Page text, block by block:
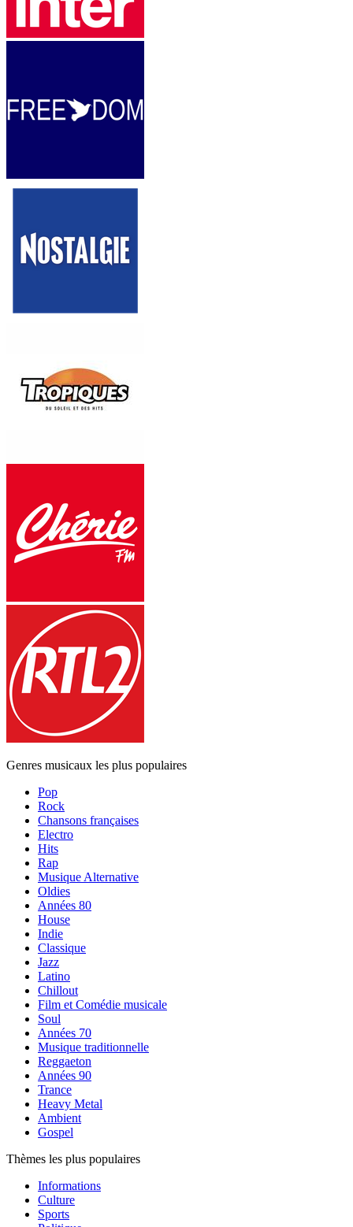
Genres musicaux les plus populaires
Pop
Rock
Chansons françaises
Electro
Hits
Rap
Musique Alternative
Oldies
Années 80
House
Indie
Classique
Jazz
Latino
Chillout
Film et Comédie musicale
Soul
Années 70
Musique traditionnelle
Reggaeton
Années 90
Trance
Heavy Metal
Ambient
Gospel
Thèmes les plus populaires
Informations
Culture
Sports